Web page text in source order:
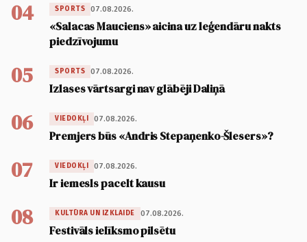
04 SPORTS 07.08.2026.
«Salacas Mauciens» aicina uz leģendāru nakts
piedzīvojumu
05 SPORTS 07.08.2026.
Izlases vārtsargi nav glābēji Daliņā
06 VIEDOKĻI 07.08.2026.
Premjers būs «Andris Stepaņenko-Šlesers»?
07 VIEDOKĻI 07.08.2026.
Ir iemesls pacelt kausu
08 KULTŪRA UN IZKLAIDE 07.08.2026.
Festivāls ielīksmo pilsētu